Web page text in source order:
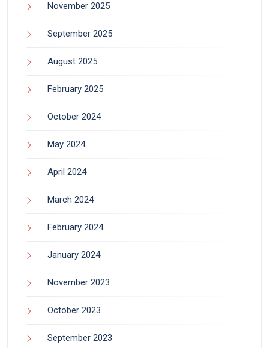
November 2025
September 2025
August 2025
February 2025
October 2024
May 2024
April 2024
March 2024
February 2024
January 2024
November 2023
October 2023
September 2023